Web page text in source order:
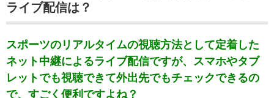
ライブ配信は？
スポーツのリアルタイムの視聴方法として定着した
ネット中継によるライブ配信ですが、スマホやタブ
レットでも視聴できて外出先でもチェックできるの
で、すごく便利ですよね？